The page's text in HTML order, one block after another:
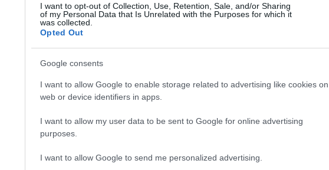
I want to opt-out of Collection, Use, Retention, Sale, and/or Sharing
of my Personal Data that Is Unrelated with the Purposes for which it
was collected.
Opted Out
Google consents
I want to allow Google to enable storage related to advertising like cookies on
web or device identifiers in apps.
I want to allow my user data to be sent to Google for online advertising
purposes.
I want to allow Google to send me personalized advertising.